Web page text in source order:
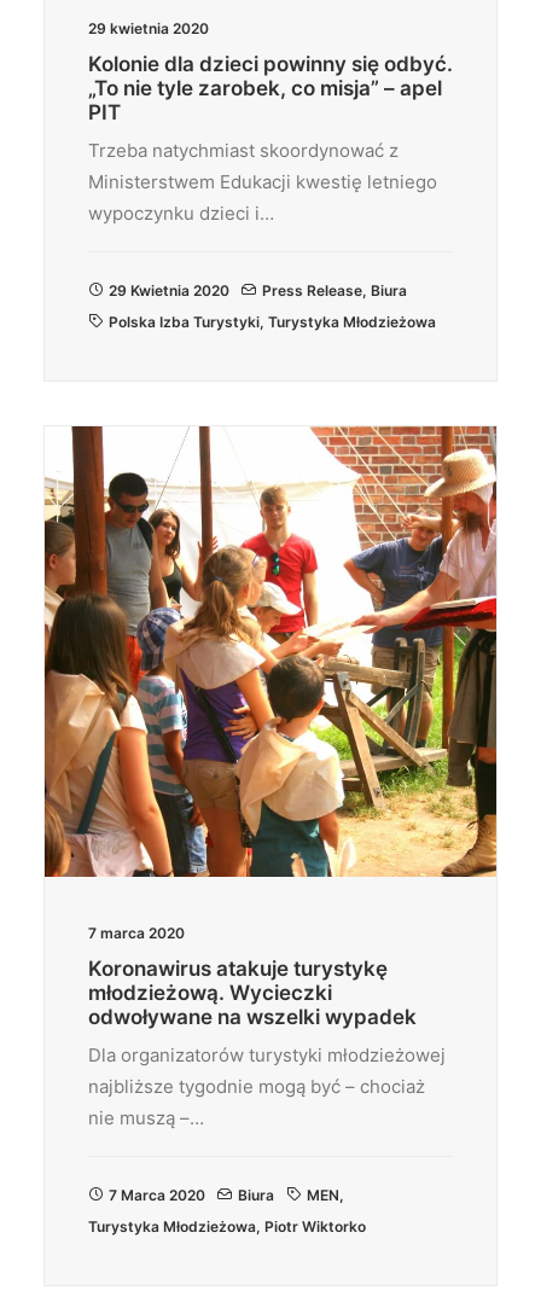
29 kwietnia 2020
Kolonie dla dzieci powinny się odbyć.
„To nie tyle zarobek, co misja” – apel
PIT
Trzeba natychmiast skoordynować z
Ministerstwem Edukacji kwestię letniego
wypoczynku dzieci i…
29 Kwietnia 2020 Press Release, Biura
Polska Izba Turystyki, Turystyka Młodzieżowa
7 marca 2020
Koronawirus atakuje turystykę
młodzieżową. Wycieczki
odwoływane na wszelki wypadek
Dla organizatorów turystyki młodzieżowej
najbliższe tygodnie mogą być – chociaż
nie muszą –…
7 Marca 2020 Biura MEN,
Turystyka Młodzieżowa, Piotr Wiktorko